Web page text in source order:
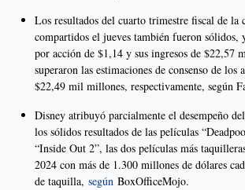
Los resultados del cuarto trimestre fiscal de la
compartidos el jueves también fueron sólidos,
por acción de $1,14 y sus ingresos de $22,57
superaron las estimaciones de consenso de los
$22,49 mil millones, respectivamente, según
Disney atribuyó parcialmente el desempeño
los sólidos resultados de las películas
“Inside Out 2”, las dos películas más
2024 con más de 1.300 millones de dólares
de taquilla, según BoxOfficeMojo.